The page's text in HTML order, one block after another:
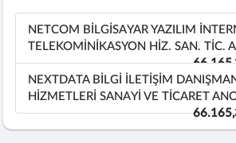
NETCOM BİLGİSAYAR YAZILIM
TELEKOMİNİKASYON HİZ. SAN. TİC.
NEXTDATA BİLGİ İLETİŞİM
HİZMETLERİ SANAYİ VE TİCARET